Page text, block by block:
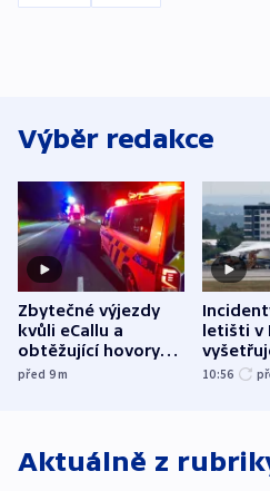
Výběr redakce
Zbytečné výjezdy
kvůli eCallu a
obtěžující hovory
zdržují záchranáře
před 9m
letišti v
jako
10:56
Aktuálně z